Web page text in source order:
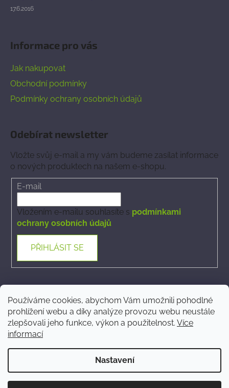
Používáme cookies, abychom Vám umožnili pohodlné
prohlížení webu a díky analýze provozu webu neustále
zlepšovali jeho funkce, výkon a použitelnost. Více
informací
Nastavení
17.6.2016
Informace pro vás
Jak nakupovat
Obchodní podmínky
Podmínky ochrany osobních údajů
Odebírat newsletter
Vložte svůj e-mail a my vám budeme zasílat informace
o nových produktech na našem e-shopu.
E-mail
Vložením e-mailu souhlasíte s podmínkami
ochrany osobních údajů
PŘIHLÁSIT SE
Kontakt
ecommerce@phytovet.cz